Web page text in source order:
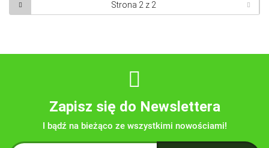
Zapisz się do Newslettera
I bądź na bieżąco ze wszystkimi nowościami!